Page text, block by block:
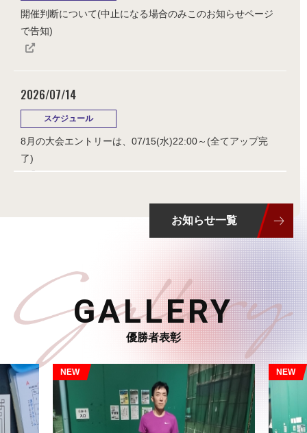
開催判断について(中止になる場合のみこのお知らせページ
で告知)
2026/07/14
スケジュール
8月の大会エントリーは、07/15(水)22:00～(全てアップ完
了)
2026/07/13
2026/07/12
クラブからのお知らせ
【重要】Dテニススクール志木の料金改定のお知らせ
お知らせ一覧
GALLERY
優勝者表彰